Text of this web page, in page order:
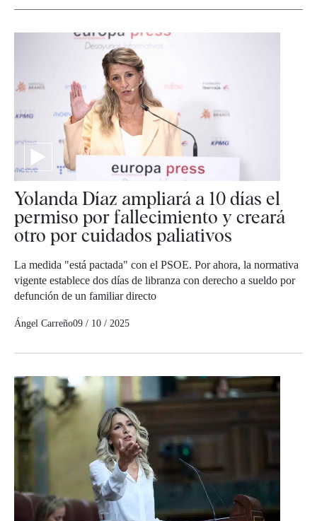
Yolanda Díaz ampliará a 10 días el
permiso por fallecimiento y creará
otro por cuidados paliativos
La medida "está pactada" con el PSOE. Por ahora, la normativa
vigente establece dos días de libranza con derecho a sueldo por
defunción de un familiar directo
Ángel Carreño09 / 10 / 2025